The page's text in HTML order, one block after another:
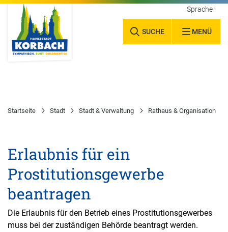
SUCHE MENÜ
Sprache
Startseite Stadt Stadt & Verwaltung Rathaus & Organisation
Erlaubnis für ein
Prostitutionsgewerbe
beantragen
Die Erlaubnis für den Betrieb eines Prostitutionsgewerbes
muss bei der zuständigen Behörde beantragt werden.